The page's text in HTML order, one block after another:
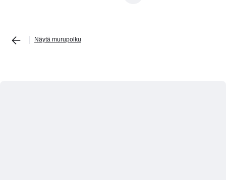
Näytä murupolku